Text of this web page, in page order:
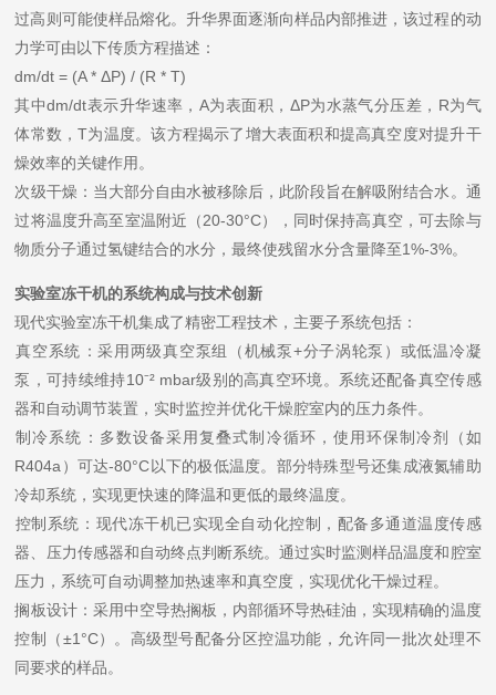
过高则可能使样品熔化。升华界面逐渐向样品内部推进，该过程的动
力学可由以下传质方程描述：
dm/dt = (A * ΔP) / (R * T)
其中dm/dt表示升华速率，A为表面积，ΔP为水蒸气分压差，R为气
体常数，T为温度。该方程揭示了增大表面积和提高真空度对提升干
燥效率的关键作用。
​​次级干燥​​：当大部分自由水被移除后，此阶段旨在解吸附结合水。通
过将温度升高至室温附近（20-30°C），同时保持高真空，可去除与
物质分子通过氢键结合的水分，最终使残留水分含量降至1%-3%。
实验室冻干机的系统构成与技术创新
现代实验室冻干机集成了精密工程技术，主要子系统包括：
​​真空系统​​：采用两级真空泵组（机械泵+分子涡轮泵）或低温冷凝
泵，可持续维持10⁻² mbar级别的高真空环境。系统还配备真空传感
器和自动调节装置，实时监控并优化干燥腔室内的压力条件。
​​制冷系统​​：多数设备采用复叠式制冷循环，使用环保制冷剂（如
R404a）可达-80°C以下的极低温度。部分特殊型号还集成液氮辅助
冷却系统，实现更快速的降温和更低的最终温度。
​​控制系统​​：现代冻干机已实现全自动化控制，配备多通道温度传感
器、压力传感器和自动终点判断系统。通过实时监测样品温度和腔室
压力，系统可自动调整加热速率和真空度，实现优化干燥过程。
​​搁板设计​​：采用中空导热搁板，内部循环导热硅油，实现精确的温度
控制（±1°C）。高级型号配备分区控温功能，允许同一批次处理不
同要求的样品。